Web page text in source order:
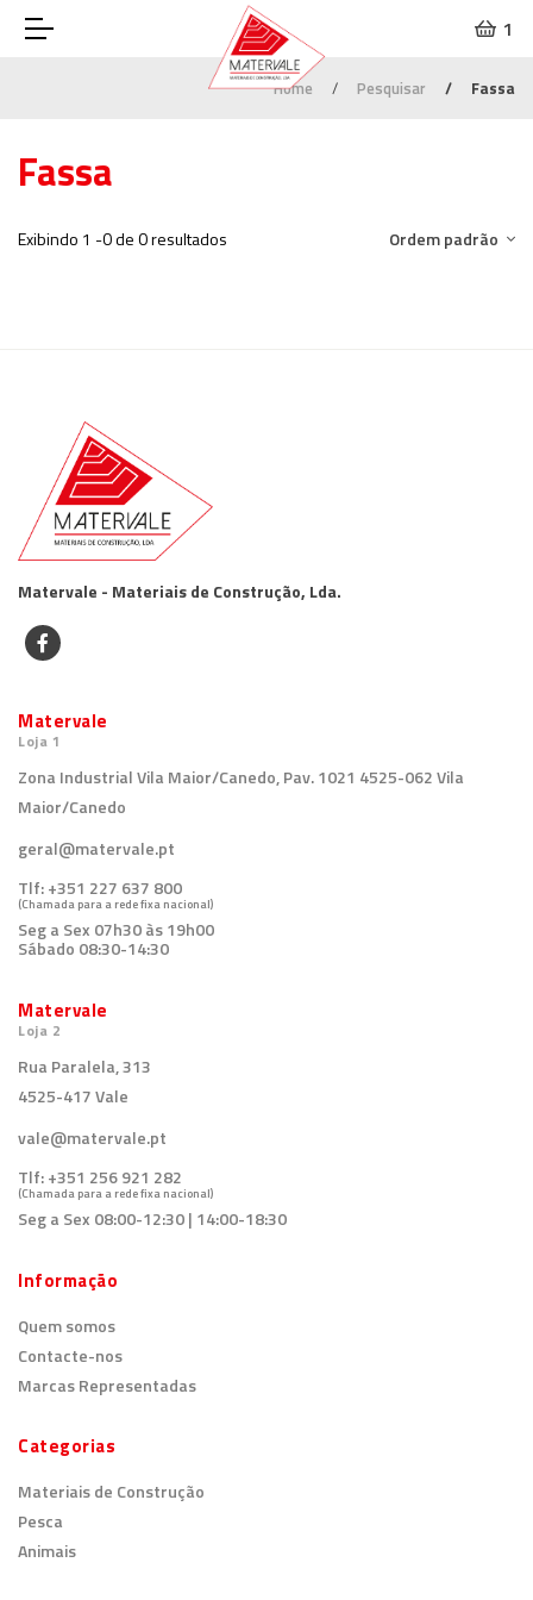
1
Home Pesquisar Fassa
Fassa
Exibindo 1 -0 de 0 resultados Ordem padrão
Matervale - Materiais de Construção, Lda.
Matervale
Loja 1
Zona Industrial Vila Maior/Canedo, Pav. 1021 4525-062 Vila
Maior/Canedo
geral@matervale.pt
Tlf:+351 227 637 800
(Chamada para a rede fixa nacional)
Seg a Sex 07h30 às 19h00
Sábado 08:30-14:30
Matervale
Loja 2
Rua Paralela, 313
4525-417 Vale
vale@matervale.pt
Tlf:+351 256 921 282
(Chamada para a rede fixa nacional)
Seg a Sex 08:00-12:30 | 14:00-18:30
Informação
Quem somos
Contacte-nos
Marcas Representadas
Categorias
Materiais de Construção
Pesca
Animais